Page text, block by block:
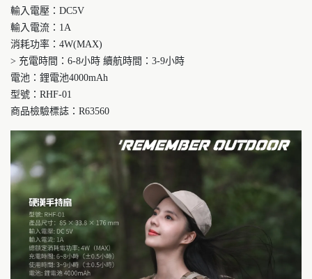
輸入電壓：DC5V
輸入電流：1A
消耗功率：4W(MAX)
> 充電時間：6-8小時 續航時間：3-9小時
電池：鋰電池4000mAh
型號：RHF-01
商品檢驗標誌：R63560